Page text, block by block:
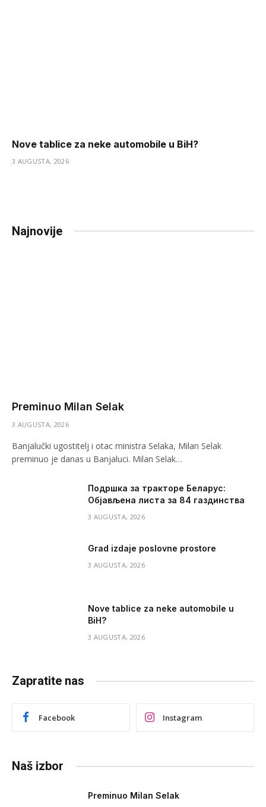
Nove tablice za neke automobile u BiH?
3 AUGUSTA, 2026
Najnovije
Preminuo Milan Selak
3 AUGUSTA, 2026
Banjalučki ugostitelj i otac ministra Selaka, Milan Selak
preminuo je danas u Banjaluci. Milan Selak…
Подршка за тракторе Беларус:
Објављена листа за 84 газдинства
3 AUGUSTA, 2026
Grad izdaje poslovne prostore
3 AUGUSTA, 2026
Nove tablice za neke automobile u
BiH?
3 AUGUSTA, 2026
Zapratite nas
Facebook Instagram
Naš izbor
Preminuo Milan Selak